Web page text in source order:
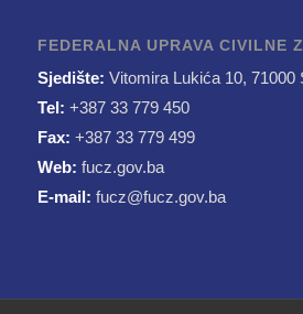
FEDERALNA UPRAVA CIVILNE
Sjedište: Vitomira Lukića 10, 71000
Tel: +387 33 779 450
Fax: +387 33 779 499
Web: fucz.gov.ba
E-mail: fucz@fucz.gov.ba